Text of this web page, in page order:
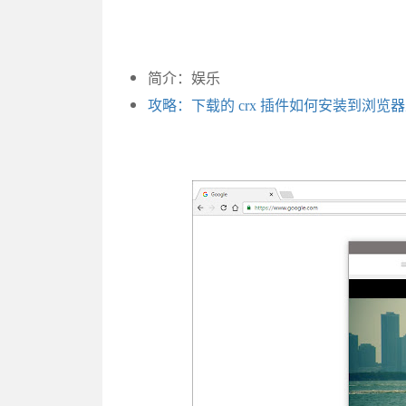
简介：娱乐
攻略：下载的 crx 插件如何安装到浏览